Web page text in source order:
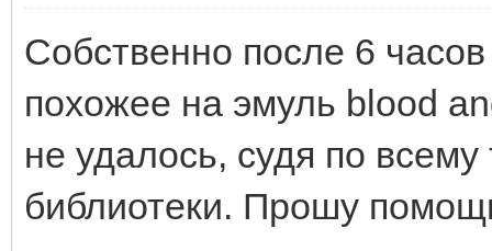
Собственно после 6
похожее на эмуль blood
не удалось, судя по
библиотеки. Прошу